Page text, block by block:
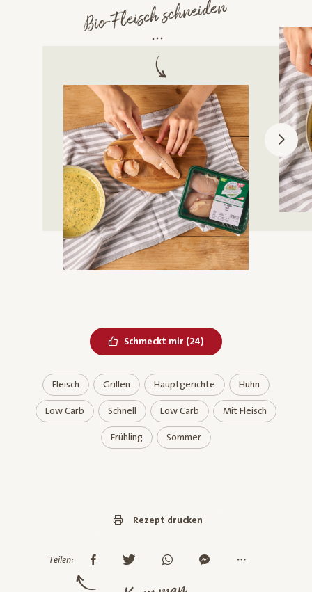
Bio-Fleisch schneiden
...
Schmeckt mir Bereits geliked
(24)
Fleisch Grillen Hauptgerichte Huhn
Low Carb Schnell Low Carb Mit Fleisch
Frühling Sommer
Rezept drucken
Teilen: